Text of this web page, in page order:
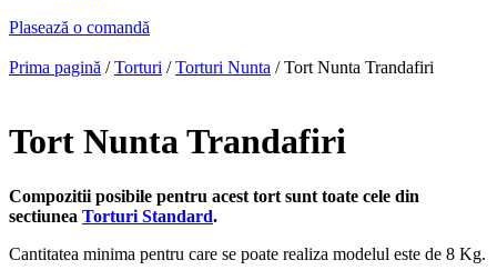
Plasează o comandă
Prima pagină /Torturi /Torturi Nunta / Tort Nunta Trandafiri
Tort Nunta Trandafiri
Compozitii posibile pentru acest tort sunt toate cele din
sectiunea Torturi Standard.
Cantitatea minima pentru care se poate realiza modelul este de 8 Kg.